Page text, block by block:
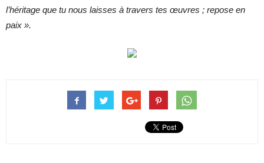
l’héritage que tu nous laisses à travers tes œuvres ; repose en
paix ».